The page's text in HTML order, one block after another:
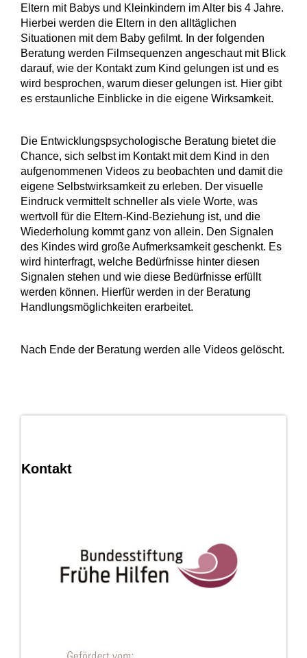
Kontakt
Eltern mit Babys und Kleinkindern im Alter bis 4 Jahre.
Hierbei werden die Eltern in den alltäglichen
Situationen mit dem Baby gefilmt. In der folgenden
Beratung werden Filmsequenzen angeschaut mit Blick
darauf, wie der Kontakt zum Kind gelungen ist und es
wird besprochen, warum dieser gelungen ist. Hier gibt
es erstaunliche Einblicke in die eigene Wirksamkeit.
Die Entwicklungspsychologische Beratung bietet die
Chance, sich selbst im Kontakt mit dem Kind in den
aufgenommenen Videos zu beobachten und damit die
eigene Selbstwirksamkeit zu erleben. Der visuelle
Eindruck vermittelt schneller als viele Worte, was
wertvoll für die Eltern-Kind-Beziehung ist, und die
Wiederholung kommt ganz von allein. Den Signalen
des Kindes wird große Aufmerksamkeit geschenkt. Es
wird hinterfragt, welche Bedürfnisse hinter diesen
Signalen stehen und wie diese Bedürfnisse erfüllt
werden können. Hierfür werden in der Beratung
Handlungsmöglichkeiten erarbeitet.
Nach Ende der Beratung werden alle Videos gelöscht.